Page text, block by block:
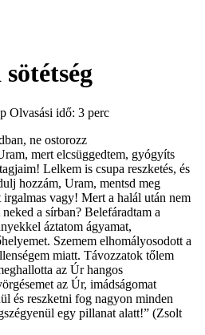
Olvasási idő: 3 perc
ne ostorozz
mert elcsüggedtem, gyógyíts
Lelkem is csupa reszketés, és
hozzám, Uram, mentsd meg
irgalmas vagy! Mert a halál után nem
a sírban? Belefáradtam a
áztatom ágyamat,
Szemem elhomályosodott a
miatt. Távozzatok tőlem
az Úr hangos
az Úr, imádságomat
és reszketni fog nagyon minden
egy pillanat alatt!” (Zsolt